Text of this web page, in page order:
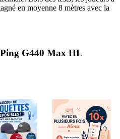
en moyenne 8 mètres avec la
G440 Max HL